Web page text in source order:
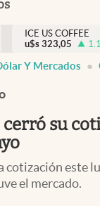
ICE US COFFEE
u$s 323,05
Y Mercados
su
cotización este
el mercado.